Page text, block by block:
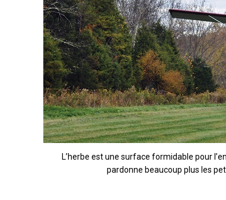
L’herbe est une surface formidable pour
pardonne beaucoup plus les